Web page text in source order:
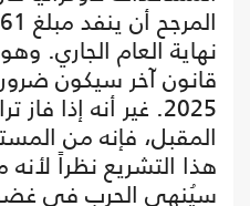
نهاية العام الجاري.
قانون آخر سيكون
2025. غير أنه إذا
المقبل، فإنه من
هذا التشريع نظراً لأنه